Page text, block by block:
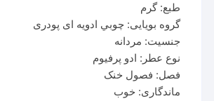
طبع: گرم
گروه بویایی: چوبي ادویه ای پودری
جنسیت: مردانه
نوع عطر: ادو پرفیوم
فصل: فصول خنک
ماندگاری: خوب